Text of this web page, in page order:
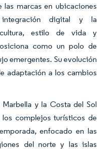
marcas en ubicaciones
integración digital y la
estilo de vida y
como un polo de
emergentes. Su evolución
adaptación a los cambios
y la Costa del Sol
complejos turísticos de
enfocado en las
del norte y las islas